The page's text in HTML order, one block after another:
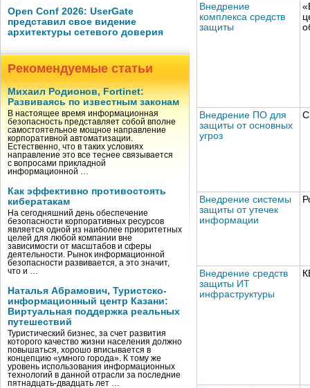
Open Conf 2026: UserGate
представил свое видение
архитектуры сетевого доверия
Рекомендуемые статьи
Михаил Родионов, Fortinet:
Развиваясь по известным законам
В настоящее время информационная
безопасность представляет собой вполне
самостоятельное мощное направление
корпоративной автоматизации.
Естественно, что в таких условиях
направление это все теснее связывается
с вопросами прикладной
информационной …
Как эффективно противостоять
кибератакам
На сегодняшний день обеспечение
безопасности корпоративных ресурсов
является одной из наиболее приоритетных
целей для любой компании вне
зависимости от масштабов и сферы
деятельности. Рынок информационной
безопасности развивается, а это значит,
что и …
Наталья Абрамович, Туристско-
информационный центр Казани:
Виртуальная поддержка реальных
путешествий
Туристический бизнес, за счет развития
которого качество жизни населения должно
повышаться, хорошо вписывается в
концепцию «умного города». К тому же
уровень использования информационных
технологий в данной отрасли за последние
пятнадцать-двадцать лет …
Внедрение
комплекса средств
защиты
Внедрение ПО для
защиты от основных
угроз
Внедрение системы
защиты от утечек
информации
Внедрение средств
защиты ИТ
инфраструктуры